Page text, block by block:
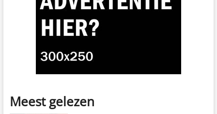
Meest gelezen